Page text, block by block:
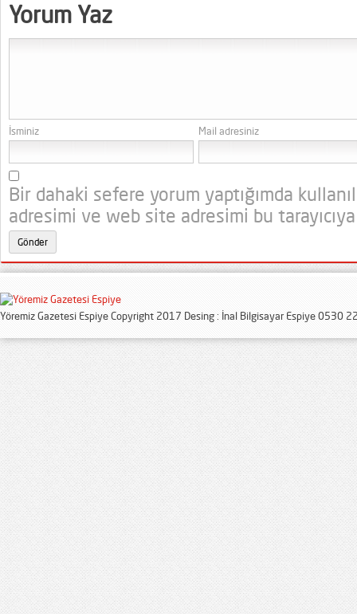
Yorum Yaz
İsminiz Mail adresiniz
Bir dahaki sefere yorum yaptığımda
adresimi ve web site adresimi bu
Yöremiz Gazetesi Espiye Copyright 2017 Desing : İnal Bilgisayar Espiye 0530